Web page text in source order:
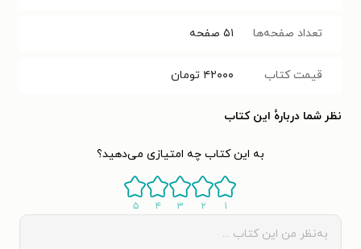
تعداد صفحه‌ها ۵۱ صفحه
قیمت کتاب ۴۲۰۰۰ تومان
نظر شما دربارهٔ این کتاب
به این کتاب چه امتیازی می‌دهید؟
۱ ۲ ۳ ۴ ۵